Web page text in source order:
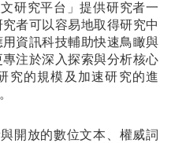
研究平台」提供研究者一
者可以容易地取得研究中
資訊科技輔助快速鳥瞰與
注於深入探索與分析核心
究的規模及加速研究的進
開放的數位文本、權威詞